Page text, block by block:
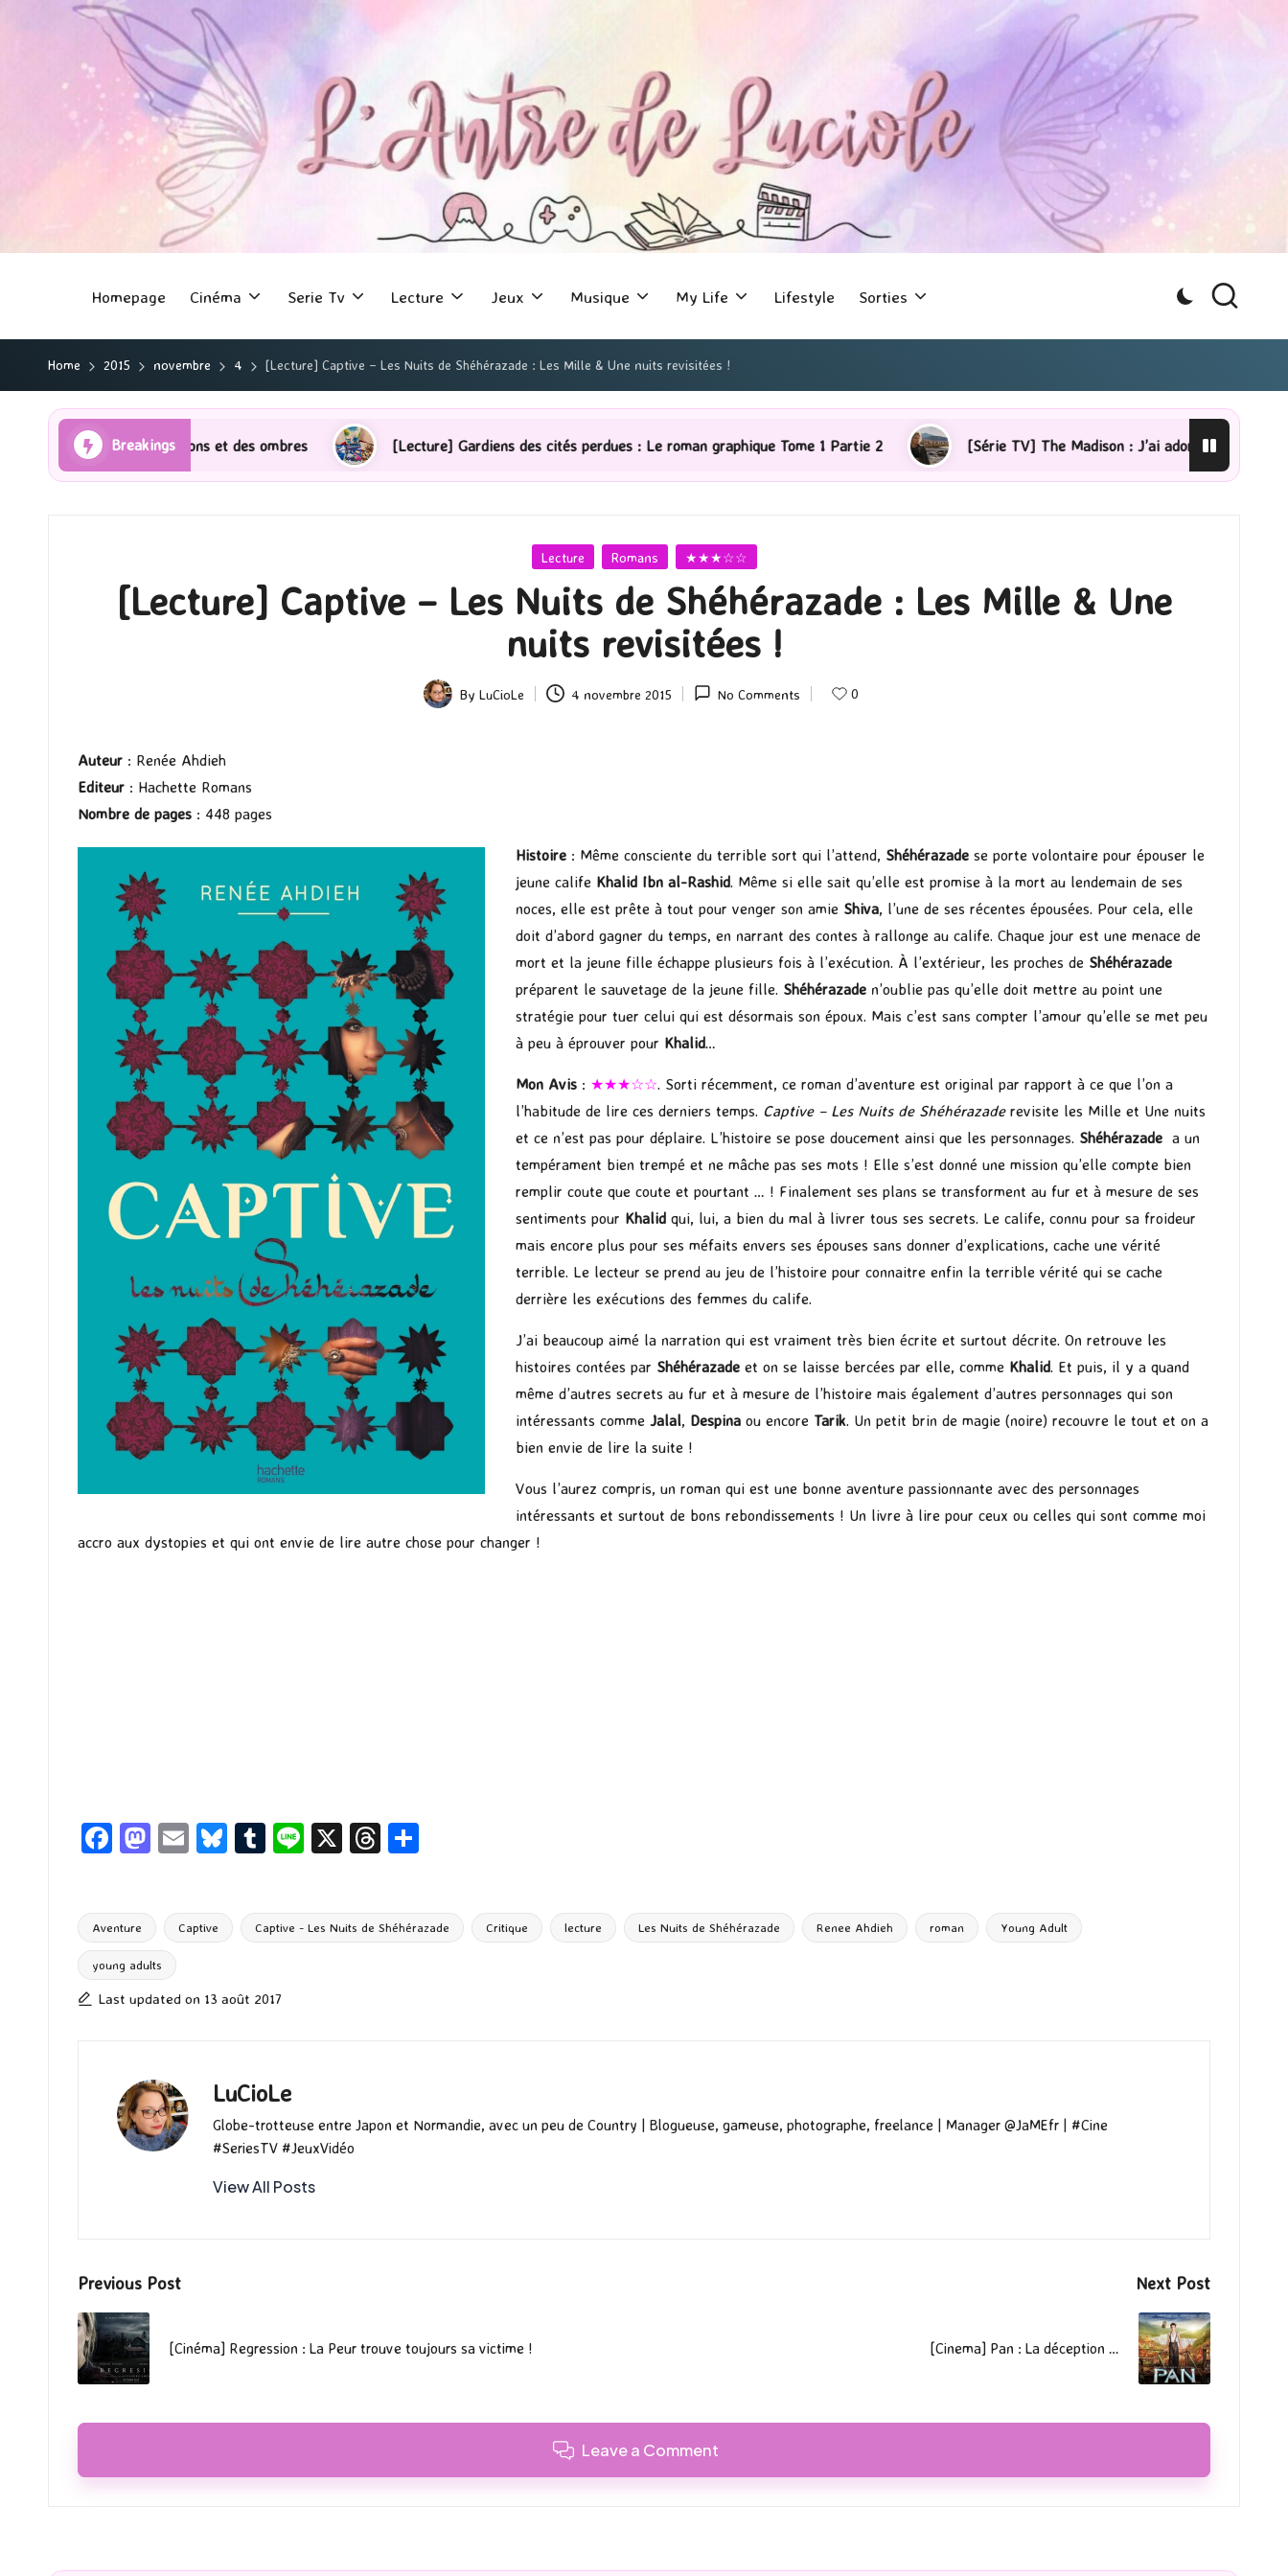
Homepage Cinéma Serie Tv Lecture Jeux Musique My Life Lifestyle Sorties
Home 2015 novembre 4 [Lecture] Captive – Les Nuits de Shéhérazade : Les Mille & Une nuits revisitées !
Breakings
Rayons et des ombres [Lecture] Gardiens des cités perdues : Le roman graphique Tome 1 Partie 2 [Série TV] The Madison : J’ai adoré ! [Lecture] La
Posted
Lecture Romans ★★★☆☆
[Lecture] Captive – Les Nuits de Shéhérazade : Les Mille & Une
nuits revisitées !
Posted
ByLuCioLe 4 novembre 2015 No Comments 0
Auteur : Renée Ahdieh
Editeur : Hachette Romans
Nombre de pages : 448 pages
Histoire : Même consciente du terrible sort qui l’attend, Shéhérazade se porte volontaire pour épouser le
jeune calife Khalid Ibn al-Rashid. Même si elle sait qu’elle est promise à la mort au lendemain de ses
noces, elle est prête à tout pour venger son amie Shiva, l’une de ses récentes épousées. Pour cela, elle
doit d’abord gagner du temps, en narrant des contes à rallonge au calife. Chaque jour est une menace de
mort et la jeune fille échappe plusieurs fois à l’exécution. À l’extérieur, les proches de Shéhérazade
préparent le sauvetage de la jeune fille. Shéhérazade n’oublie pas qu’elle doit mettre au point une
stratégie pour tuer celui qui est désormais son époux. Mais c’est sans compter l’amour qu’elle se met peu
à peu à éprouver pour Khalid…
Mon Avis : ★★★☆☆. Sorti récemment, ce roman d’aventure est original par rapport à ce que l’on a
l’habitude de lire ces derniers temps. Captive – Les Nuits de Shéhérazaderevisite les Mille et Une nuits
et ce n’est pas pour déplaire. L’histoire se pose doucement ainsi que les personnages. Shéhérazade a un
tempérament bien trempé et ne mâche pas ses mots ! Elle s’est donné une mission qu’elle compte bien
remplir coute que coute et pourtant … ! Finalement ses plans se transforment au fur et à mesure de ses
sentiments pour Khalid qui, lui, a bien du mal à livrer tous ses secrets. Le calife, connu pour sa froideur
mais encore plus pour ses méfaits envers ses épouses sans donner d’explications, cache une vérité
terrible. Le lecteur se prend au jeu de l’histoire pour connaitre enfin la terrible vérité qui se cache
derrière les exécutions des femmes du calife.
J’ai beaucoup aimé la narration qui est vraiment très bien écrite et surtout décrite. On retrouve les
histoires contées par Shéhérazade et on se laisse bercées par elle, comme Khalid. Et puis, il y a quand
même d’autres secrets au fur et à mesure de l’histoire mais également d’autres personnages qui son
intéressants comme Jalal, Despina ou encore Tarik. Un petit brin de magie (noire) recouvre le tout et on a
bien envie de lire la suite !
Vous l’aurez compris, un roman qui est une bonne aventure passionnante avec des personnages
intéressants et surtout de bons rebondissements ! Un livre à lire pour ceux ou celles qui sont comme moi
accro aux dystopies et qui ont envie de lire autre chose pour changer !
Fa
o
o
k
M
d
o
n
E
l
Bl
ky
T
bl
Li X
T
ds g
Tags:
Aventure Captive Captive - Les Nuits de Shéhérazade Critique lecture Les Nuits de Shéhérazade Renee Ahdieh roman Young Adult
young adults
Last updated on 13 août 2017
LuCioLe
Globe-trotteuse entre Japon et Normandie, avec un peu de Country | Blogueuse, gameuse, photographe, freelance | Manager @JaMEfr | #Cine
#SeriesTV #JeuxVidéo
View All Posts
Post
navigation
Previous Post
[Cinéma] Regression : La Peur trouve toujours sa victime !
Next Post
[Cinema] Pan : La déception …
Leave a Comment